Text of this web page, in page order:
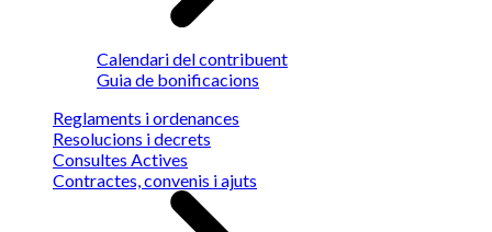
Calendari del contribuent
Guia de bonificacions
Reglaments i ordenances
Resolucions i decrets
Consultes Actives
Contractes, convenis i ajuts